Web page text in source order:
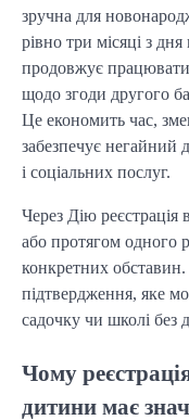
зручна для
рівно три місяці з
продовжує працювати
щодо згоди другого
Це економить час,
забезпечує негайний
і соціальних послуг.
Через Дію реєстрація
або протягом одного
конкретних
підтвердження, яке
садочку чи школі без
Чому
дитини має